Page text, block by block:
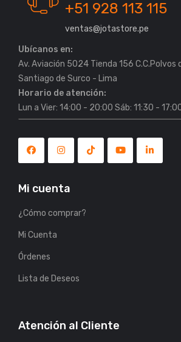
+51 928 113 115
ventas@jotastore.pe
Ubícanos en:
Av. Aviación 5024 Tienda 156 C.C.Polvos
Horario de atención:
Lun a Vier: 14:00 - 20:00 Sáb: 11:30 -
Mi cuenta
¿Cómo comprar?
Mi Cuenta
Órdenes
Lista de Deseos
Atención al Cliente